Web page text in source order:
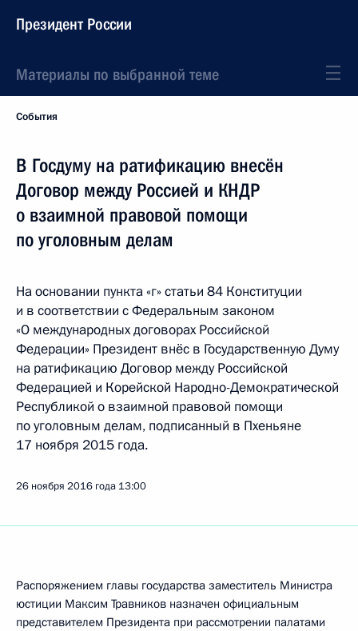
Президент России
Материалы по выбранной теме
События
В Госдуму на ратификацию внесён
Договор между Россией и КНДР
о взаимной правовой помощи
по уголовным делам
На основании пункта «г» статьи 84 Конституции
и в соответствии с Федеральным законом
«О международных договорах Российской
Федерации» Президент внёс в Государственную Думу
на ратификацию Договор между Российской
Федерацией и Корейской Народно-Демократической
Республикой о взаимной правовой помощи
по уголовным делам, подписанный в Пхеньяне
17 ноября 2015 года.
26 ноября 2016 года 13:00
Распоряжением главы государства заместитель Министра
юстиции Максим Травников назначен официальным
представителем Президента при рассмотрении палатами